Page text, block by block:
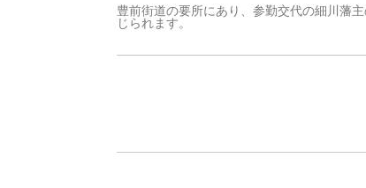
豊前街道の要所にあり、参勤交代の細川藩
じられます。